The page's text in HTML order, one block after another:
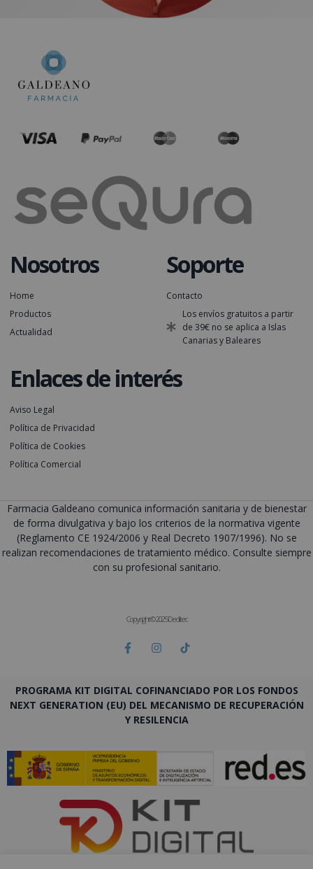
Nosotros
Home
Productos
Actualidad
Soporte
Contacto
Los envíos gratuitos a partir
de 39€ no se aplica a Islas
Canarias y Baleares
Enlaces de interés
Aviso Legal
Política de Privacidad
Política de Cookies
Política Comercial
Farmacia Galdeano comunica información sanitaria y de bienestar
de forma divulgativa y bajo los criterios de la normativa vigente
(Reglamento CE 1924/2006 y Real Decreto 1907/1996). No se
realizan recomendaciones de tratamiento médico. Consulte siempre
con su profesional sanitario.
Copyright © 2025 Deditec
PROGRAMA KIT DIGITAL COFINANCIADO POR LOS FONDOS
NEXT GENERATION (EU) DEL MECANISMO DE RECUPERACIÓN
Y RESILENCIA